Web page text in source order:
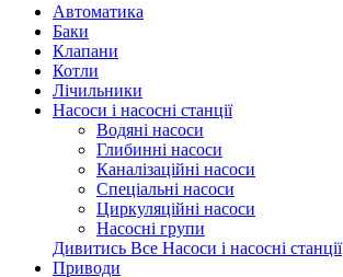
Автоматика
Баки
Клапани
Котли
Лічильники
Насоси і насосні станції
Водяні насоси
Глибинні насоси
Каналізаційні насоси
Спеціальні насоси
Циркуляційні насоси
Насосні групи
Дивитись Все Насоси і насосні станції
Приводи